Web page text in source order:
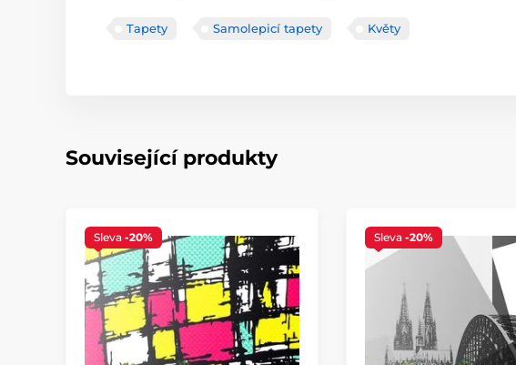
Tapety Samolepicí tapety Květy
Související produkty
Sleva -20% Sleva -20%